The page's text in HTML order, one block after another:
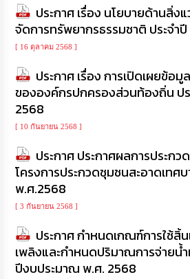
ประกาศ เรื่อง นโยบายด้านสิ่ง
จัดการทรัพยากรธรรมชาติ ประจำ
[ 16 ตุลาคม 2568 ]
ประกาศ เรื่อง การเปิดเผยข้อมู
ขององค์กรปกครองส่วนท้องถิ่น ป
2568
[ 10 กันยายน 2568 ]
ประกาศ ประกาศผลการประก
โครงการประกวดชุมชนสะอาดเทศ
พ.ศ.2568
[ 3 กันยายน 2568 ]
ประกาศ กำหนดเกณฑ์การใช้สิ้
เพลิงและกำหนดปริมาณการจ่ายน้ำ
ปีงบประมาณ พ.ศ. 2568